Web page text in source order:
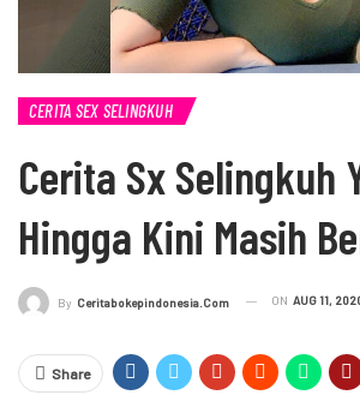
CERITA SEX SELINGKUH
Cerita Sx Selingkuh
Hingga Kini Masih
By Ceritabokepindonesia.com ON AUG 11,
Share